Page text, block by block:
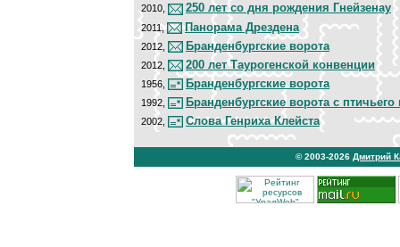
2010, 250 лет со дня рождения Гнейзенау
2011, Панорама Дрездена
2012, Бранденбургские ворота
2012, 200 лет Таурогенской конвенции
1956, Бранденбургские ворота
1992, Бранденбургские ворота с птичьего
2002, Слова Генриха Клейста
© 2003-2026 Дмитрий